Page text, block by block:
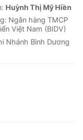
Huỳnh Thị Mỹ Hiền
Ngân hàng TMCP
Việt Nam (BIDV)
Nhánh Bình Dương